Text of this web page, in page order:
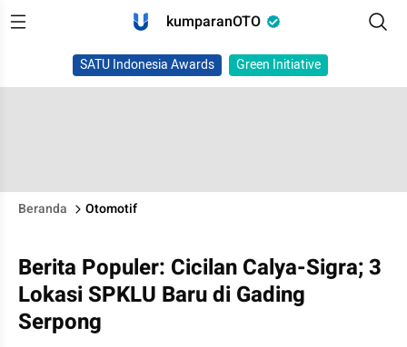
kumparanOTO
SATU Indonesia Awards Green Initiative
Beranda Otomotif
Berita Populer: Cicilan Calya-Sigra; 3
Lokasi SPKLU Baru di Gading
Serpong